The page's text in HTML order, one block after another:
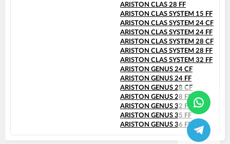
ARISTON CLAS 28 FF
ARISTON CLAS SYSTEM 15 FF
ARISTON CLAS SYSTEM 24 CF
ARISTON CLAS SYSTEM 24 FF
ARISTON CLAS SYSTEM 28 CF
ARISTON CLAS SYSTEM 28 FF
ARISTON CLAS SYSTEM 32 FF
ARISTON GENUS 24 CF
ARISTON GENUS 24 FF
ARISTON GENUS 28 CF
ARISTON GENUS 28 FF
ARISTON GENUS 32 FF
ARISTON GENUS 35 FF
ARISTON GENUS 36 FF